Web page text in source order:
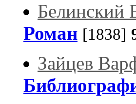
Белинский
Роман [1838]
Зайцев